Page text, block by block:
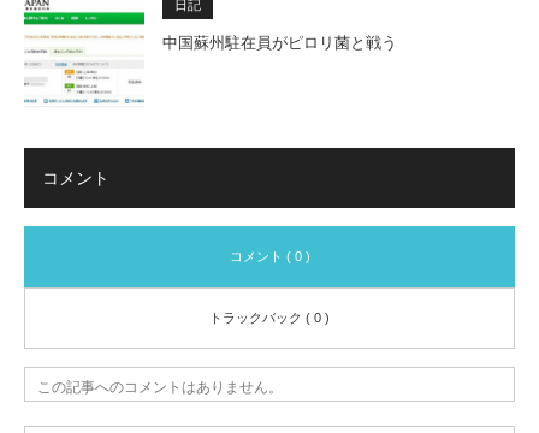
日記
中国蘇州駐在員がピロリ菌と戦う
コメント
コメント ( 0 )
トラックバック ( 0 )
この記事へのコメントはありません。